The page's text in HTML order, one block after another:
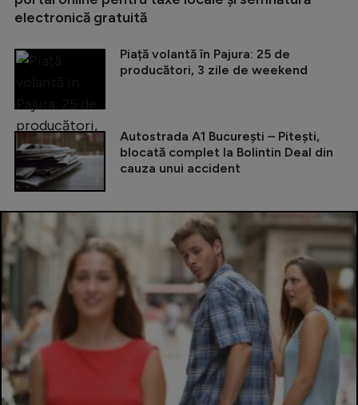
electronică gratuită
Piață volantă în Pajura: 25 de
producători, 3 zile de weekend
Autostrada A1 București – Pitești,
blocată complet la Bolintin Deal din
cauza unui accident